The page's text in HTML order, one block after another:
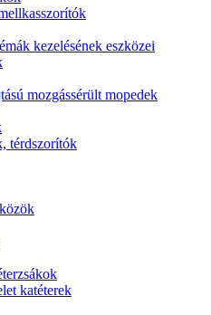
kezelésének eszközei
mozgássérült mopedek
térdszorítók
katéterek